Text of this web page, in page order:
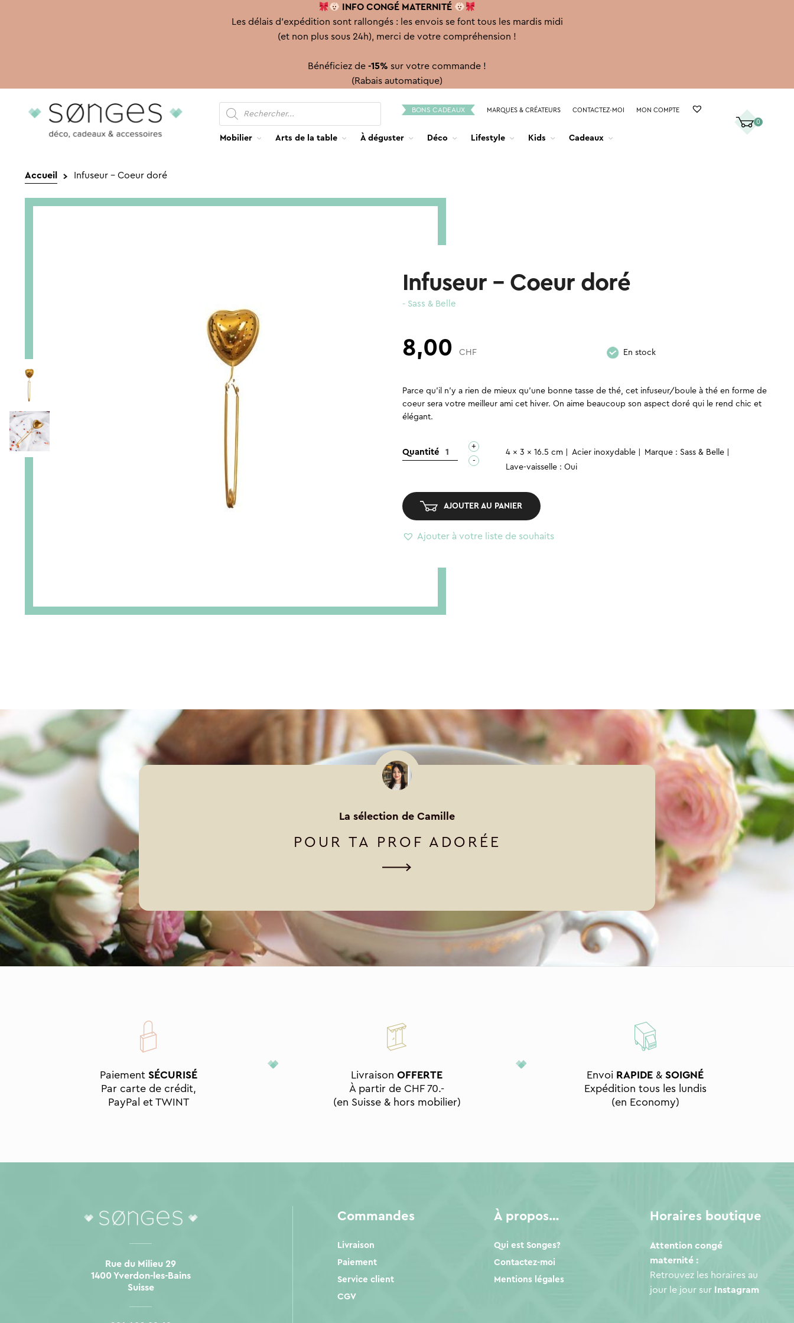
INFO CONGÉ MATERNITÉ
Les délais d'expédition sont rallongés : les envois se font tous les mardis midi
(et non plus sous 24h), merci de votre compréhension !
Bénéficiez de -15% sur votre commande !
(Rabais automatique)
Aller
Aller
contenu
Recherche
de
produits
BONS CADEAUX MARQUES & CRÉATEURS CONTACTEZ-MOI MON COMPTE
Mobilier Arts de la table À déguster Déco Lifestyle Kids Cadeaux
0
Accueil Infuseur – Coeur doré
Infuseur – Coeur doré
- Sass & Belle
8,00CHF En stock
Parce qu’il n’y a rien de mieux qu’une bonne tasse de thé, cet infuseur/boule à thé en forme de
coeur sera votre meilleur ami cet hiver. On aime beaucoup son aspect doré qui le rend chic et
élégant.
Quantité quantité
-
Coeur
doré
+
-
4 x 3 x 16.5 cm Acier inoxydable
Marque : Sass & Belle
Lave-vaisselle : Oui
AJOUTER AU PANIER
Ajouter à votre liste de souhaits
La sélection de Camille
POUR TA PROF ADORÉE
PaiementSÉCURISÉ
Par carte de crédit,
PayPal et TWINT
LivraisonOFFERTE
À partir de CHF 70.-
(en Suisse & hors mobilier)
Envoi RAPIDE &SOIGNÉ
Expédition tous les lundis
(en Economy)
Rue du Milieu 29
1400 Yverdon-les-Bains
Suisse
Commandes
Livraison
Paiement
Service client
CGV
À propos…
Qui est Songes?
Contactez-moi
Mentions légales
Horaires boutique
Attention congé
maternité :
Retrouvez les horaires au
jour le jour sur
Instagram